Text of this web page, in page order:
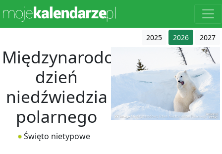
2025 2026 2027
Międzynarodowy
dzień
niedźwiedzia
polarnego
Święto nietypowe